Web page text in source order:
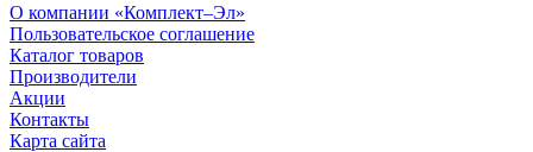
О компании «Комплект–Эл»
Пользовательское соглашение
Каталог товаров
Производители
Акции
Контакты
Карта сайта